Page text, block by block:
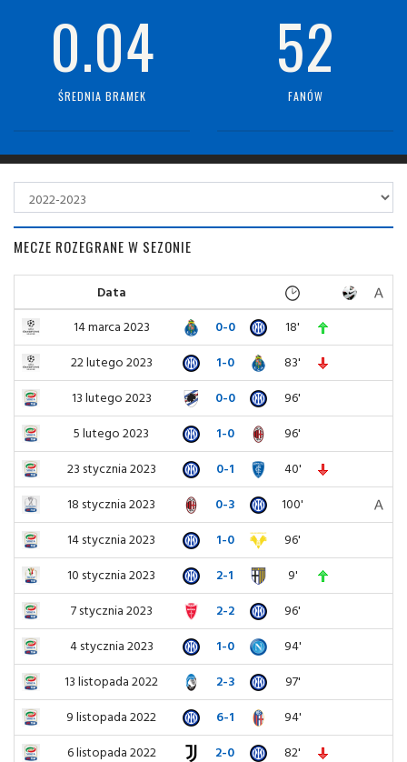
0.04
ŚREDNIA BRAMEK
52
FANÓW
MECZE ROZEGRANE W SEZONIE
Data
14 marca 2023
0-0
18'
22 lutego 2023
1-0
83'
13 lutego 2023
0-0
96'
5 lutego 2023
1-0
96'
23 stycznia 2023
0-1
40'
18 stycznia 2023
0-3
100'
14 stycznia 2023
1-0
96'
10 stycznia 2023
2-1
9'
7 stycznia 2023
2-2
96'
4 stycznia 2023
1-0
94'
13 listopada 2022
2-3
97'
9 listopada 2022
6-1
94'
6 listopada 2022
2-0 82'